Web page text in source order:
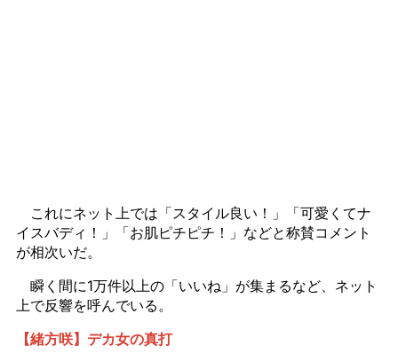
これにネット上では「スタイル良い！」「可愛くてナ
イスバディ！」「お肌ピチピチ！」などと称賛コメント
が相次いだ。
瞬く間に1万件以上の「いいね」が集まるなど、ネット
上で反響を呼んでいる。
【緒方咲】デカ女の真打